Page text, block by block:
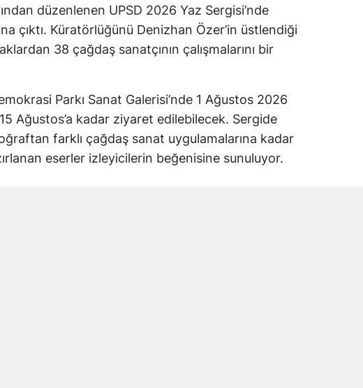
düzenlenen UPSD 2026 Yaz Sergisi’nde
çıktı. Küratörlüğünü Denizhan Özer’in üstlendiği
38 çağdaş sanatçının çalışmalarını bir
Parkı Sanat Galerisi’nde 1 Ağustos 2026
Ağustos’a kadar ziyaret edilebilecek. Sergide
farklı çağdaş sanat uygulamalarına kadar
eserler izleyicilerin beğenisine sunuluyor.